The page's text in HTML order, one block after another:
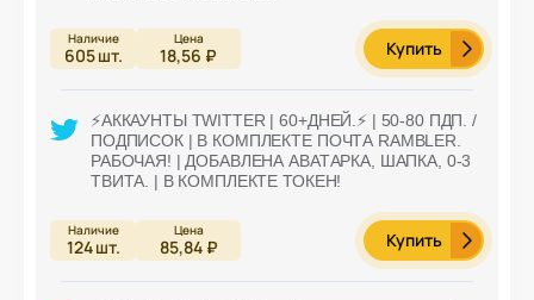
605шт. 18,56 ₽ Купить
⚡️АККАУНТЫ TWITTER | 60+ДНЕЙ.⚡️ | 50-80 ПДП. /
ПОДПИСОК | В КОМПЛЕКТЕ ПОЧТА RAMBLER.
РАБОЧАЯ! | ДОБАВЛЕНА АВАТАРКА, ШАПКА, 0-3
ТВИТА. | В КОМПЛЕКТЕ ТОКЕН!
124шт. 85,84 ₽ Купить